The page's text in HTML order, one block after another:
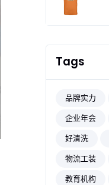
Tags
品牌实力
企业年会
好清洗
物流工装
教育机构